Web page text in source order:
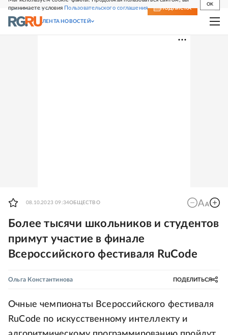
принимаете условия Пользовательского соглашения
OK
СВЕЖИЙ НОМЕР ПОДПИСКА
ЛЕНТА НОВОСТЕЙ
08.10.2023 09:34ОБЩЕСТВО
Более тысячи школьников и студентов
примут участие в финале
Всероссийского фестиваля RuCode
Ольга Константинова ПОДЕЛИТЬСЯ
Очные чемпионаты Всероссийского фестиваля
RuCode по искусственному интеллекту и